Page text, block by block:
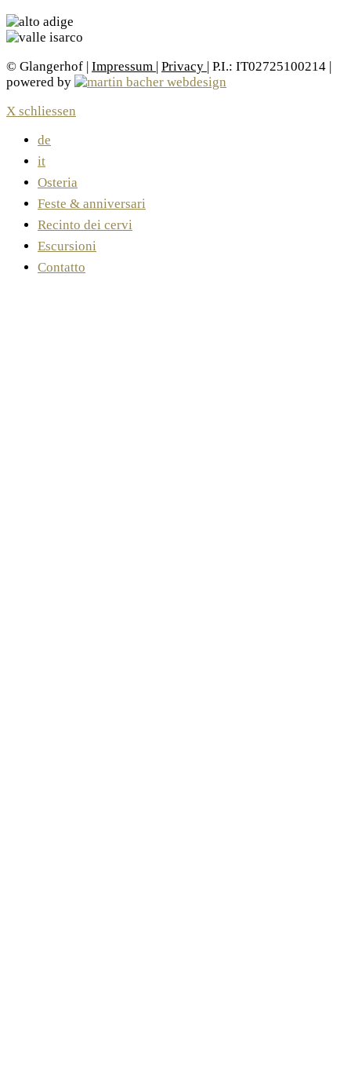
© Glangerhof | Impressum Privacy | P.I.: IT02725100214 |
powered by
X schliessen
de
it
Osteria
Feste & anniversari
Recinto dei cervi
Escursioni
Contatto